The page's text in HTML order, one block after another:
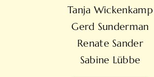
Tanja Wickenkamp
Gerd Sunderman
Renate Sander
Sabine Lübbe